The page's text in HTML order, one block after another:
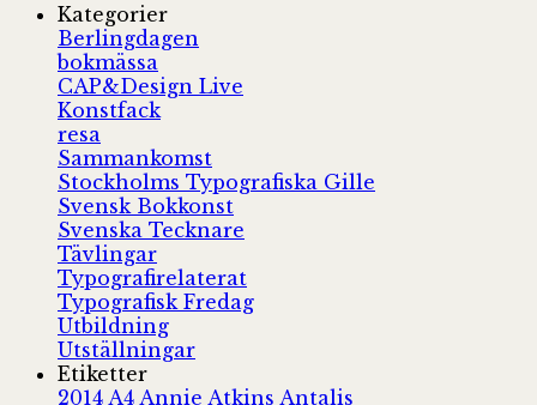
Kategorier
Berlingdagen
bokmässa
CAP&Design Live
Konstfack
resa
Sammankomst
Stockholms Typografiska Gille
Svensk Bokkonst
Svenska Tecknare
Tävlingar
Typografirelaterat
Typografisk Fredag
Utbildning
Utställningar
Etiketter
2014 A4 Annie Atkins Antalis